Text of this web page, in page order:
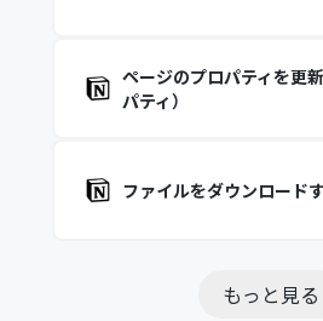
ページのプロパティを更
パティ）
ファイルをダウンロード
もっと見る